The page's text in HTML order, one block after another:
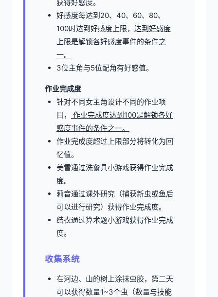
获得好感度。
好感度每达到20、40、60、80、
100时达到好感度上限， 达到好感度
上限是解锁各好感度事件的条件之
一。
3位主角与5位配角有好感值。
作业完成度
针对不同女主角设计不同的作业项
目，
作业完成度达到100是解锁各好
感度事件的条件之一。
作业完成度超过上限部分将转化为回
忆值。
美雪通过洗餐具小游戏获得作业完成
度。
莉音通过课外研究（捕获新虫或鱼后
可以进行研究）获得作业完成度。
结衣通过算术题小游戏获得作业完成
度。
收集系统
在河边、山的树上涂抹虫胶，第二天
可以获得数量1~3个虫（数量与技能